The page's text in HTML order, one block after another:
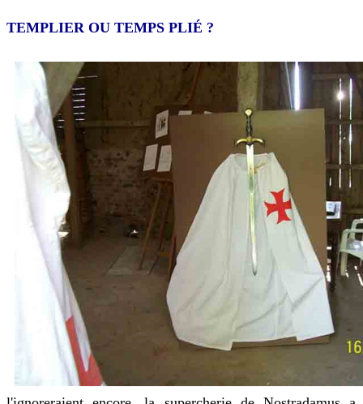
TEMPLIER OU TEMPS PLIÉ ?